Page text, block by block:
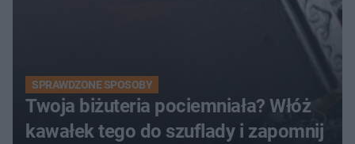
SPRAWDZONE SPOSOBY
Twoja biżuteria pociemniała? Włóż
kawałek tego do szuflady i zapomnij